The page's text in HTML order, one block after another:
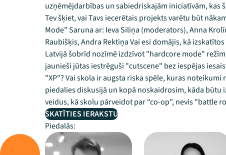
uzņēmējdarbības un sabiedriskajām iniciatīvām, kas
Tev šķiet, vai Tavs iecerētais projekts varētu būt
Mode" Saruna ar: Ieva Siliņa (moderators), Anna
Raubišķis, Andra Rektiņa Vai esi domājis, kā
Latvijā šobrīd nozīmē izdzīvot "hardcore mode"
jaunieši jūtas iestrēguši "cutscene" bez iespējas
"XP"? Vai skola ir augsta riska spēle, kuras
piedalies diskusijā un kopā noskaidrosim, kāda
veidus, kā skolu pārveidot par “co-op”, nevis "battle
SKATĪTIES IERAKSTU
Piedalās: